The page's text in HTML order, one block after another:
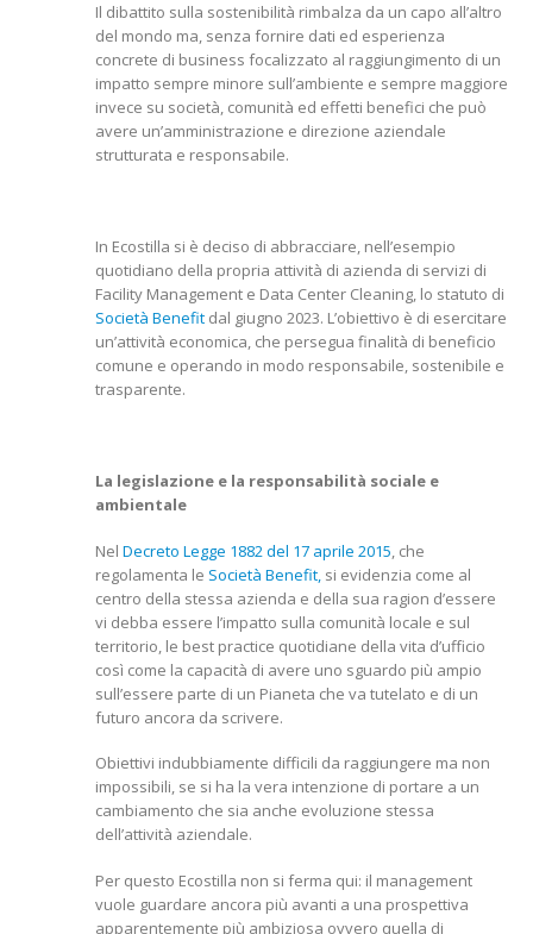
Il dibattito sulla sostenibilità rimbalza da un capo all’altro
del mondo ma, senza fornire dati ed esperienza
concrete di business focalizzato al raggiungimento di un
impatto sempre minore sull’ambiente e sempre maggiore
invece su società, comunità ed effetti benefici che può
avere un’amministrazione e direzione aziendale
strutturata e responsabile.
In Ecostilla si è deciso di abbracciare, nell’esempio
quotidiano della propria attività di azienda di servizi di
Facility Management e Data Center Cleaning, lo statuto di
Società Benefit dal giugno 2023. L’obiettivo è di esercitare
un’attività economica, che persegua finalità di beneficio
comune e operando in modo responsabile, sostenibile e
trasparente.
La legislazione e la responsabilità sociale e
ambientale
Nel Decreto Legge 1882 del 17 aprile 2015, che
regolamenta le Società Benefit, si evidenzia come al
centro della stessa azienda e della sua ragion d’essere
vi debba essere l’impatto sulla comunità locale e sul
territorio, le best practice quotidiane della vita d’ufficio
così come la capacità di avere uno sguardo più ampio
sull’essere parte di un Pianeta che va tutelato e di un
futuro ancora da scrivere.
Obiettivi indubbiamente difficili da raggiungere ma non
impossibili, se si ha la vera intenzione di portare a un
cambiamento che sia anche evoluzione stessa
dell’attività aziendale.
Per questo Ecostilla non si ferma qui: il management
vuole guardare ancora più avanti a una prospettiva
apparentemente più ambiziosa ovvero quella di